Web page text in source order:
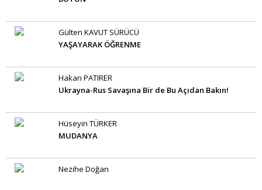
Gülten KAVUT SÜRÜCÜ
YAŞAYARAK ÖĞRENME
Hakan PATIRER
Ukrayna-Rus Savaşına Bir de Bu Açıdan Bakın!
Hüseyin TÜRKER
MUDANYA
Nezihe Doğan